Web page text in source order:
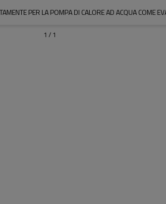
PER LA POMPA DI CALORE AD ACQUA COME
1 / 1